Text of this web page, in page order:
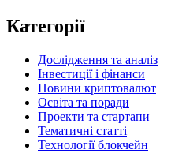
Категорії
Дослідження та аналіз
Інвестиції і фінанси
Новини криптовалют
Освіта та поради
Проекти та стартапи
Тематичні статті
Технології блокчейн